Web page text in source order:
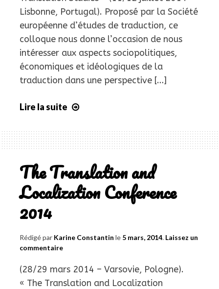
Lisbonne, Portugal). Proposé par la Société
européenne d’études de traduction, ce
colloque nous donne l’occasion de nous
intéresser aux aspects sociopolitiques,
économiques et idéologiques de la
traduction dans une perspective […]
Lire la suite
Colloquium
on
Studies
The Translation and
Localization Conference
2014
Rédigé par Karine Constantin le 5 mars, 2014. Laissez un
commentaire
(28/29 mars 2014 – Varsovie, Pologne).
« The Translation and Localization